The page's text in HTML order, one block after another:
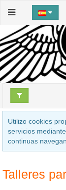
Utilizo cookies
servicios
continuas
Talleres